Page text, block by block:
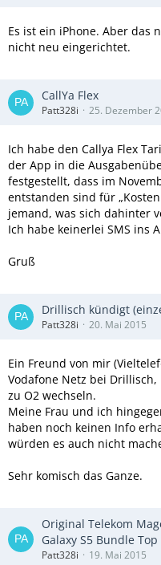
Es ist ein iPhone. Aber das
nicht neu eingerichtet.
CallYa Flex
Patt328i 25. Dezember
Ich habe den Callya Flex
der App in die
festgestellt, dass im
entstanden sind für
jemand, was sich dahinter
Ich habe keinerlei SMS ins
Gruß
Drillisch kündigt
Patt328i 20. Mai 2015
Ein Freund von mir
Vodafone Netz bei
zu O2 wechseln.
Meine Frau und ich
haben noch keinen Info
würden es auch nicht
Sehr komisch das Ganze.
Original Telekom
Galaxy S5 Bundle Top
Patt328i 19. Mai 2015